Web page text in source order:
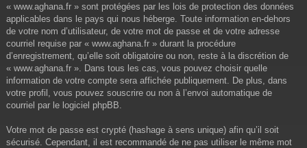
« www.aghana.fr » sont protégées par les lois de protection des données
applicables dans le pays qui nous héberge. Toute information en-dehors
de votre nom d’utilisateur, de votre mot de passe et de votre adresse
courriel requise par « www.aghana.fr » durant la procédure
d’enregistrement, qu’elle soit obligatoire ou non, reste à la discrétion de
« www.aghana.fr ». Dans tous les cas, vous pouvez choisir quelle
information de votre compte sera affichée publiquement. De plus, dans
votre profil, vous pouvez souscrire ou non à l’envoi automatique de
courriel par le logiciel phpBB.
Votre mot de passe est crypté (hashage à sens unique) afin qu’il soit
sécurisé. Cependant, il est recommandé de ne pas utiliser le même mot